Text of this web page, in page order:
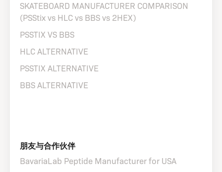
SKATEBOARD MANUFACTURER COMPARISON
(PSStix vs HLC vs BBS vs 2HEX)
PSSTIX VS BBS
HLC ALTERNATIVE
PSSTIX ALTERNATIVE
BBS ALTERNATIVE
朋友与合作伙伴
BavariaLab Peptide Manufacturer for USA